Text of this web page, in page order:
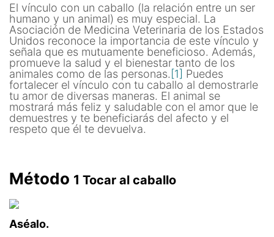
El vínculo con un caballo (la relación entre un ser
humano y un animal) es muy especial. La
Asociación de Medicina Veterinaria de los Estados
Unidos reconoce la importancia de este vínculo y
señala que es mutuamente beneficioso. Además,
promueve la salud y el bienestar tanto de los
animales como de las personas.[1] Puedes
fortalecer el vínculo con tu caballo al demostrarle
tu amor de diversas maneras. El animal se
mostrará más feliz y saludable con el amor que le
demuestres y te beneficiarás del afecto y el
respeto que él te devuelva.
Método 1 Tocar al caballo
Aséalo.